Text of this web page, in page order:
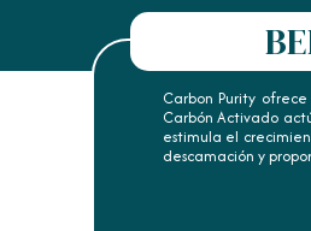
Carbon Purity
Carbón Activado
estimula el
descamación y